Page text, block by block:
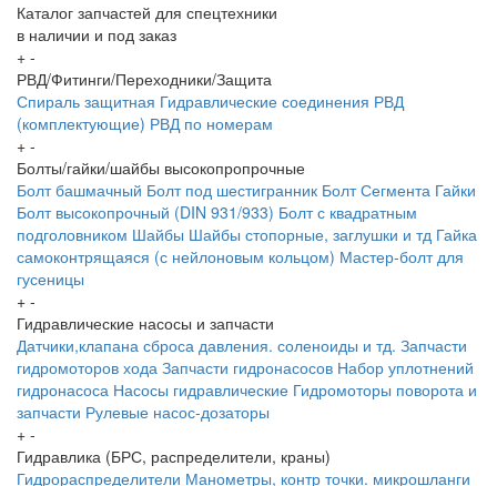
Каталог запчастей для спецтехники
в наличии и под заказ
+ -
РВД/Фитинги/Переходники/Защита
Спираль защитная Гидравлические соединения РВД
(комплектующие) РВД по номерам
+ -
Болты/гайки/шайбы высокопропрочные
Болт башмачный Болт под шестигранник Болт Сегмента Гайки
Болт высокопрочный (DIN 931/933) Болт с квадратным
подголовником Шайбы Шайбы стопорные, заглушки и тд Гайка
самоконтрящаяся (с нейлоновым кольцом) Мастер-болт для
гусеницы
+ -
Гидравлические насосы и запчасти
Датчики,клапана сброса давления. соленоиды и тд. Запчасти
гидромоторов хода Запчасти гидронасосов Набор уплотнений
гидронасоса Насосы гидравлические Гидромоторы поворота и
запчасти Рулевые насос-дозаторы
+ -
Гидравлика (БРС, распределители, краны)
Гидрораспределители Манометры, контр точки. микрошланги